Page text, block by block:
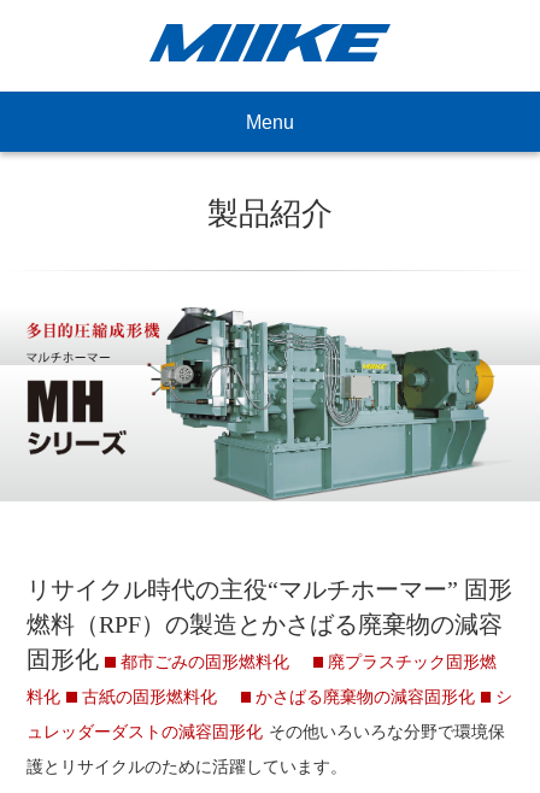
Menu
製品紹介
リサイクル時代の主役“マルチホーマー” 固形
燃料（RPF）の製造とかさばる廃棄物の減容
固形化
都市ごみの固形燃料化
廃プラスチック固形燃
料化
古紙の固形燃料化 かさばる廃棄物の減容固形化
シ
ュレッダーダストの減容固形化 その他いろいろな分野で環境保
護とリサイクルのために活躍しています。